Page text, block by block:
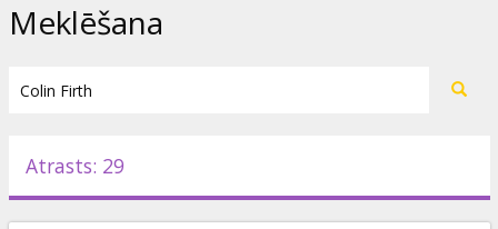
Pasākumi
Meklēšana
Atrasts: 29